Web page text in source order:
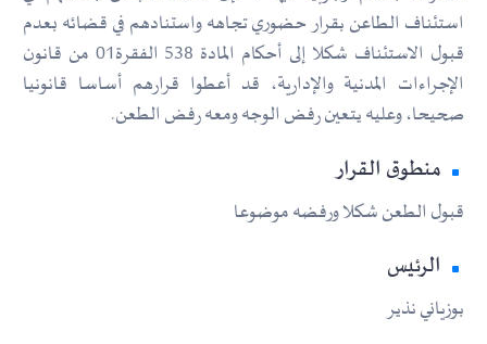
استئناف الطاعن بقرار حضوري تجاهه واستنادهم في قضائه بعدم
قبول الاستئناف شكلا إلى أحكام المادة 538 الفقرة01 من قانون
الإجراءات المدنية والإدارية، قد أعطوا قرارهم أساسا قانونيا
صحيحا، وعليه يتعين رفض الوجه ومعه رفض الطعن.
منطوق القرار
قبول الطعن شكلا ورفضه موضوعا
الرئيس
بوزياني نذير